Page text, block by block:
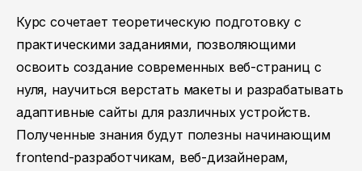
Курс сочетает теоретическую подготовку с
практическими заданиями, позволяющими
освоить создание современных веб-страниц с
нуля, научиться верстать макеты и разрабатывать
адаптивные сайты для различных устройств.
Полученные знания будут полезны начинающим
frontend-разработчикам, веб-дизайнерам,